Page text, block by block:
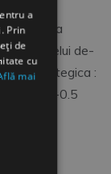
optiunea
celui de-
strategica :
0.31-0.5
a
Prin
de
cu
mai